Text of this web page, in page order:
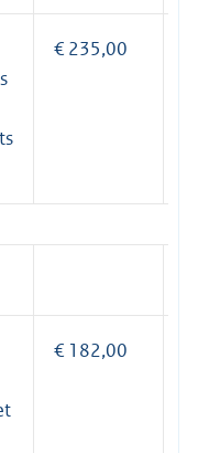
€ 235,00
€ 182,00